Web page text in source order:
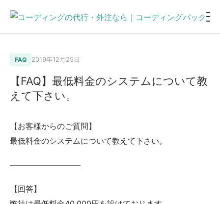
FAQ 2019年12月25日
【FAQ】最低料金のシステムについて教
えて下さい。
【お客様からのご質問】
最低料金のシステムについて教えて下さい。
—————————
【回答】